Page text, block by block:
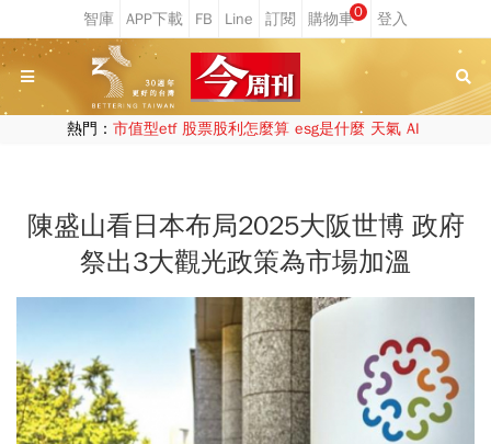
0
熱門： 市值型etf 股票股利怎麼算 esg是什麼 天氣 AI
陳盛山看日本布局2025大阪世博 政府
祭出3大觀光政策為市場加溫